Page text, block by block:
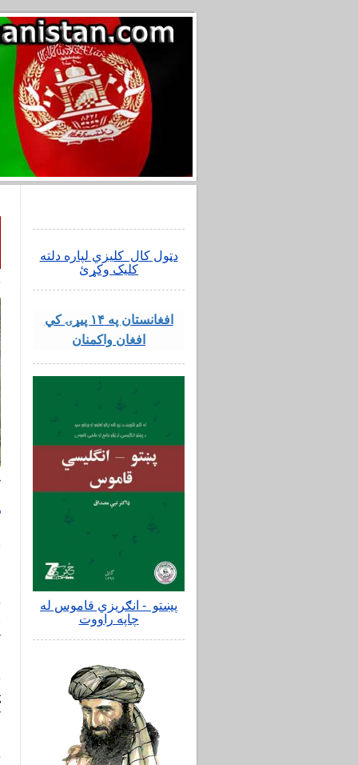
دټول کال کلیزي لپاره دلته
کلیک وکړئ
افغانستان په ۱۴ پیړۍ کي
افغان واکمنان
پښتو - انګریزي قاموس له
چاپه راووت